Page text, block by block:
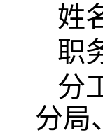
姓
职
分
分局